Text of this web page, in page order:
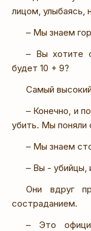
лицом, улыбаясь,
– Мы знаем
– Вы хотите
будет 10 + 9?
Самый
– Конечно, и
убить. Мы поняли
– Мы знаем
– Вы - убийцы,
Они вдруг
состраданием.
– Это